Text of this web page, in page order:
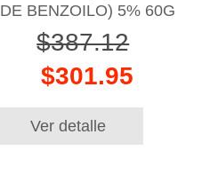
DE BENZOILO) 5% 60G
$387.12
$301.95
Ver detalle